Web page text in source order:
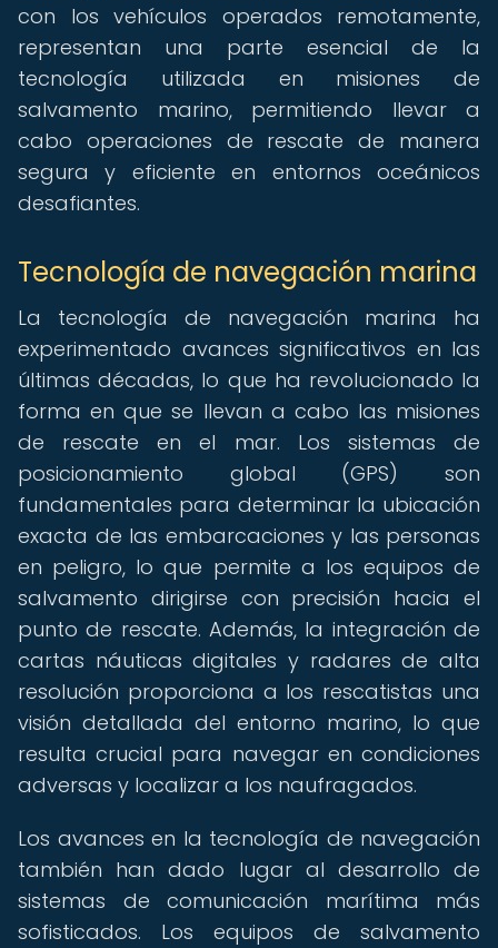
con los vehículos operados remotamente,
representan una parte esencial de la
tecnología utilizada en misiones de
salvamento marino, permitiendo llevar a
cabo operaciones de rescate de manera
segura y eficiente en entornos oceánicos
desafiantes.
Tecnología de navegación marina
La tecnología de navegación marina ha
experimentado avances significativos en las
últimas décadas, lo que ha revolucionado la
forma en que se llevan a cabo las misiones
de rescate en el mar. Los sistemas de
posicionamiento global (GPS) son
fundamentales para determinar la ubicación
exacta de las embarcaciones y las personas
en peligro, lo que permite a los equipos de
salvamento dirigirse con precisión hacia el
punto de rescate. Además, la integración de
cartas náuticas digitales y radares de alta
resolución proporciona a los rescatistas una
visión detallada del entorno marino, lo que
resulta crucial para navegar en condiciones
adversas y localizar a los naufragados.
Los avances en la tecnología de navegación
también han dado lugar al desarrollo de
sistemas de comunicación marítima más
sofisticados. Los equipos de salvamento